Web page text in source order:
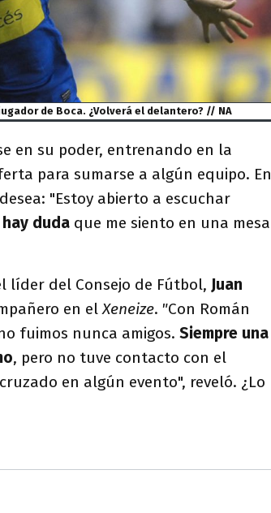
de Boca. ¿Volverá el delantero? // NA
en su poder, entrenando en la
para sumarse a algún equipo. En
"Estoy abierto a escuchar
duda que me siento en una mesa
líder del Consejo de Fútbol, Juan
en elXeneize. "Con Román
fuimos nunca amigos. Siempre una
, pero no tuve contacto con el
en algún evento", reveló. ¿Lo